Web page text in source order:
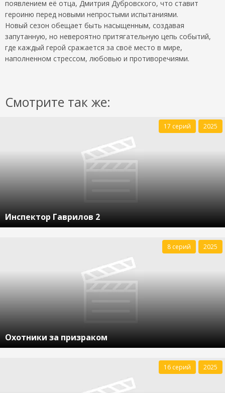
появлением её отца, Дмитрия Дубровского, что ставит
героиню перед новыми непростыми испытаниями.
Новый сезон обещает быть насыщенным, создавая
запутанную, но невероятно притягательную цепь событий,
где каждый герой сражается за своё место в мире,
наполненном стрессом, любовью и противоречиями.
Смотрите так же:
Инспектор Гаврилов 2
17 серий 2025
Охотники за призраком
8 серий 2025
16 серий 2025